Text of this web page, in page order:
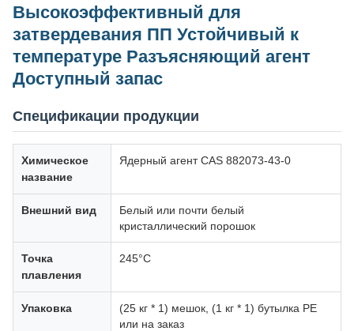
Высокоэффективный для
затвердевания ПП Устойчивый к
температуре Разъясняющий агент
Доступный запас
Спецификации продукции
Химическое
название
Ядерный агент CAS 882073-43-0
Внешний вид
Белый или почти белый
кристаллический порошок
Точка
плавления
245°C
Упаковка
(25 кг * 1) мешок, (1 кг * 1) бутылка PE
или на заказ